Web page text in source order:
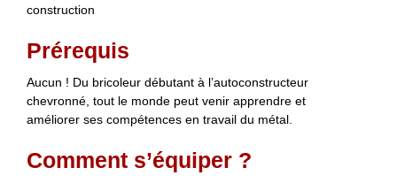
construction
Prérequis
Aucun ! Du bricoleur débutant à l’autoconstructeur
chevronné, tout le monde peut venir apprendre et
améliorer ses compétences en travail du métal.
Comment s’équiper ?